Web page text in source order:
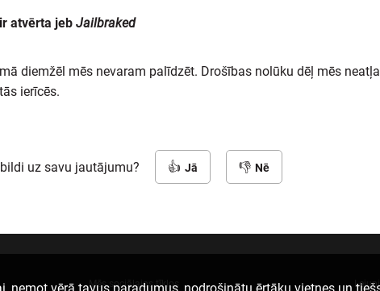
atvērta jeb Jailbraked
diemžēl mēs nevaram palīdzēt. Drošības nolūku dēļ mēs
ierīcēs.
uz savu jautājumu? Jā Nē
Mēs sociālajos tīklos